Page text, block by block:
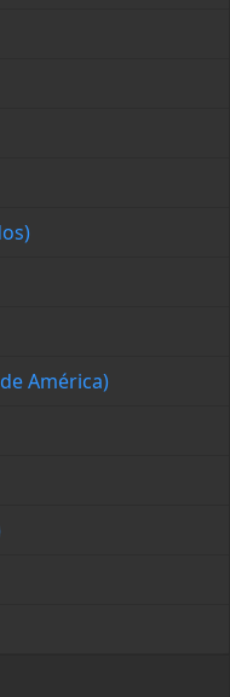
América)